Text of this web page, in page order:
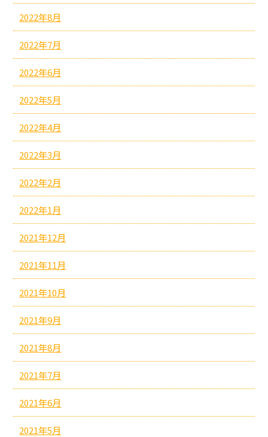
2022年8月
2022年7月
2022年6月
2022年5月
2022年4月
2022年3月
2022年2月
2022年1月
2021年12月
2021年11月
2021年10月
2021年9月
2021年8月
2021年7月
2021年6月
2021年5月